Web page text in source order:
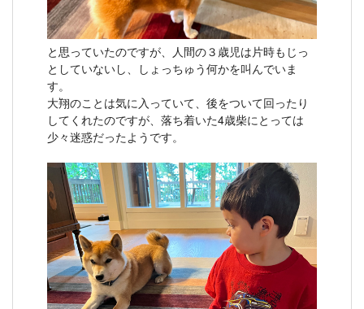
と思っていたのですが、人間の３歳児は片時もじっ
としていないし、しょっちゅう何かを叫んでいま
す。
大翔のことは気に入っていて、後をついて回ったり
してくれたのですが、落ち着いた4歳柴にとっては
少々迷惑だったようです。